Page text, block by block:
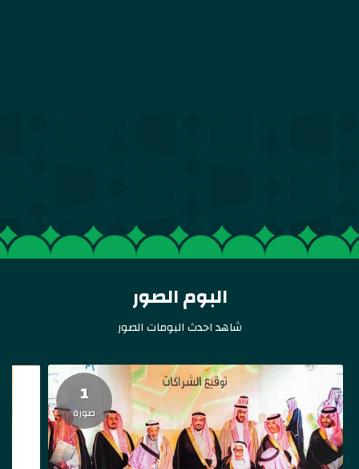
البوم الصور
شاهد احدث البومات الصور
1
صورة